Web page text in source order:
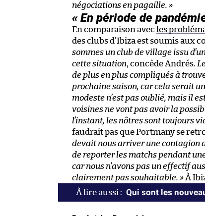
négociations en pagaille. »
« En période de
En comparaison avec les
des clubs d’Ibiza est soumis aux
sommes un club de village issu
cette situation, concède Andrés.
de plus en plus compliqués à
prochaine saison, car cela serait
modeste n’est pas oublié, mais il
voisines ne vont pas avoir la
l’instant, les nôtres sont toujours
faudrait pas que Portmany se
devait nous arriver une contagion
de reporter les matchs pendant
car nous n’avons pas un effectif
clairement pas souhaitable. »À
Qui sont les